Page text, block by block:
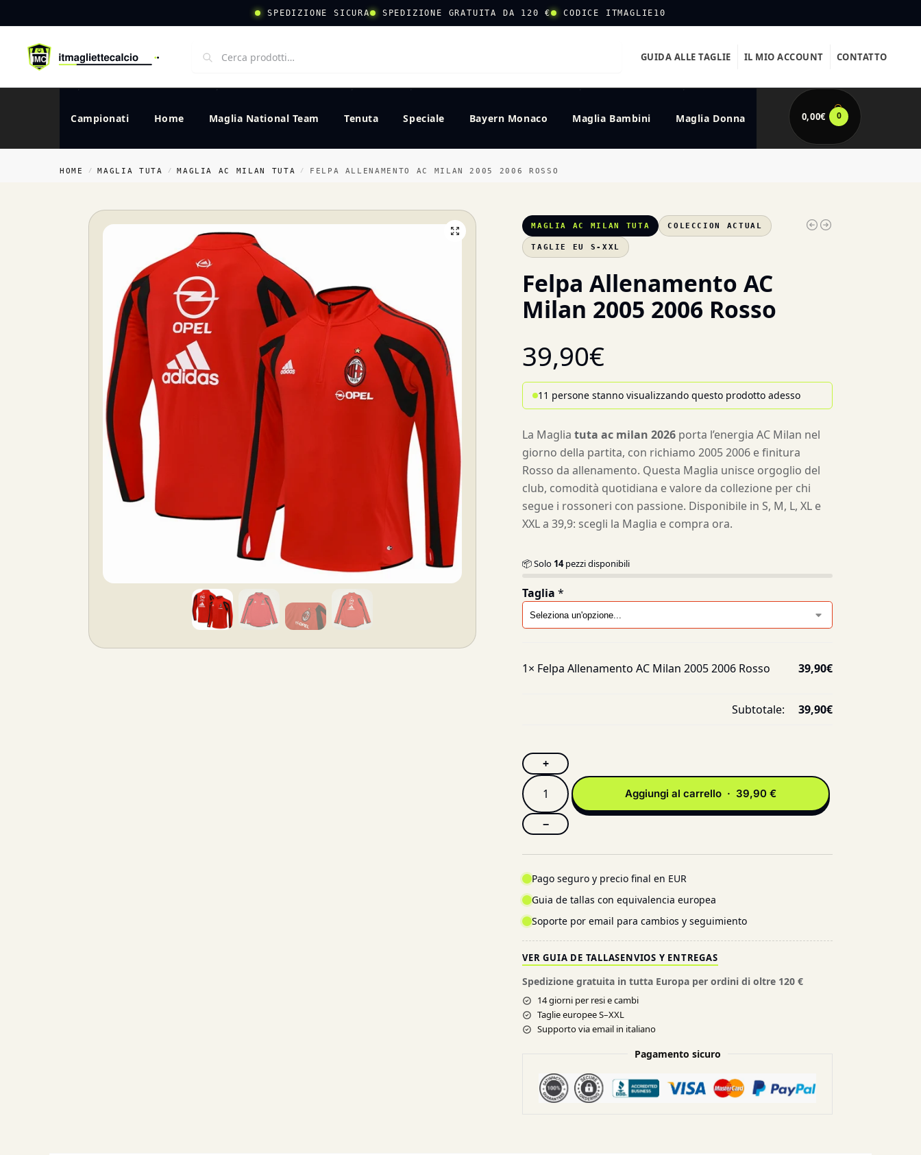
SPEDIZIONE SICURA SPEDIZIONE GRATUITA DA 120 € CODICE ITMAGLIE10
GUIDA ALLE TAGLIE IL MIO ACCOUNT CONTATTO
Campionati Home Maglia National Team Tenuta Speciale Bayern Monaco Maglia Bambini Maglia Donna 0,00€ 0
HOME / MAGLIA TUTA / MAGLIA AC MILAN TUTA / FELPA ALLENAMENTO AC MILAN 2005 2006 ROSSO
MAGLIA AC MILAN TUTA COLECCION ACTUAL
TAGLIE EU S-XXL
Felpa Allenamento AC
Milan 2005 2006 Rosso
39,90€
11 persone stanno visualizzando questo prodotto adesso
La Magliatuta ac milan 2026 porta l’energia AC Milan nel
giorno della partita, con richiamo 2005 2006 e finitura
Rosso da allenamento. Questa Maglia unisce orgoglio del
club, comodità quotidiana e valore da collezione per chi
segue i rossoneri con passione. Disponibile in S, M, L, XL e
XXL a 39,9: scegli la Maglia e compra ora.
📦 Solo 14pezzi disponibili
Taglia *
1× Felpa Allenamento AC Milan 2005 2006 Rosso 39,90€
Subtotale: 39,90€
+
−
Aggiungi al carrello · 39,90 €
Pago seguro y precio final en EUR
Guia de tallas con equivalencia europea
Soporte por email para cambios y seguimiento
VER GUIA DE TALLASENVIOS Y ENTREGAS
Spedizione gratuita in tutta Europa per ordini di oltre 120 €
14 giorni per resi e cambi
Taglie europee S–XXL
Supporto via email in italiano
Pagamento sicuro